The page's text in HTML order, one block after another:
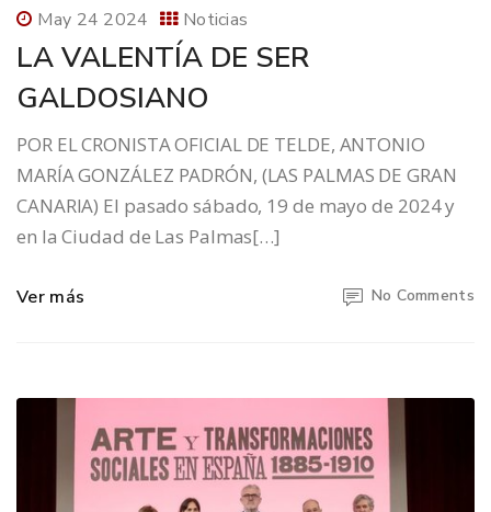
May 24 2024 Noticias
LA VALENTÍA DE SER
GALDOSIANO
POR EL CRONISTA OFICIAL DE TELDE, ANTONIO
MARÍA GONZÁLEZ PADRÓN, (LAS PALMAS DE GRAN
CANARIA) El pasado sábado, 19 de mayo de 2024 y
en la Ciudad de Las Palmas[…]
Ver más No Comments